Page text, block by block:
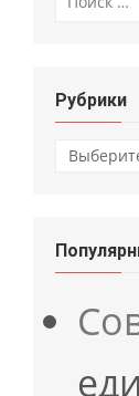
Рубрики
Рубрики